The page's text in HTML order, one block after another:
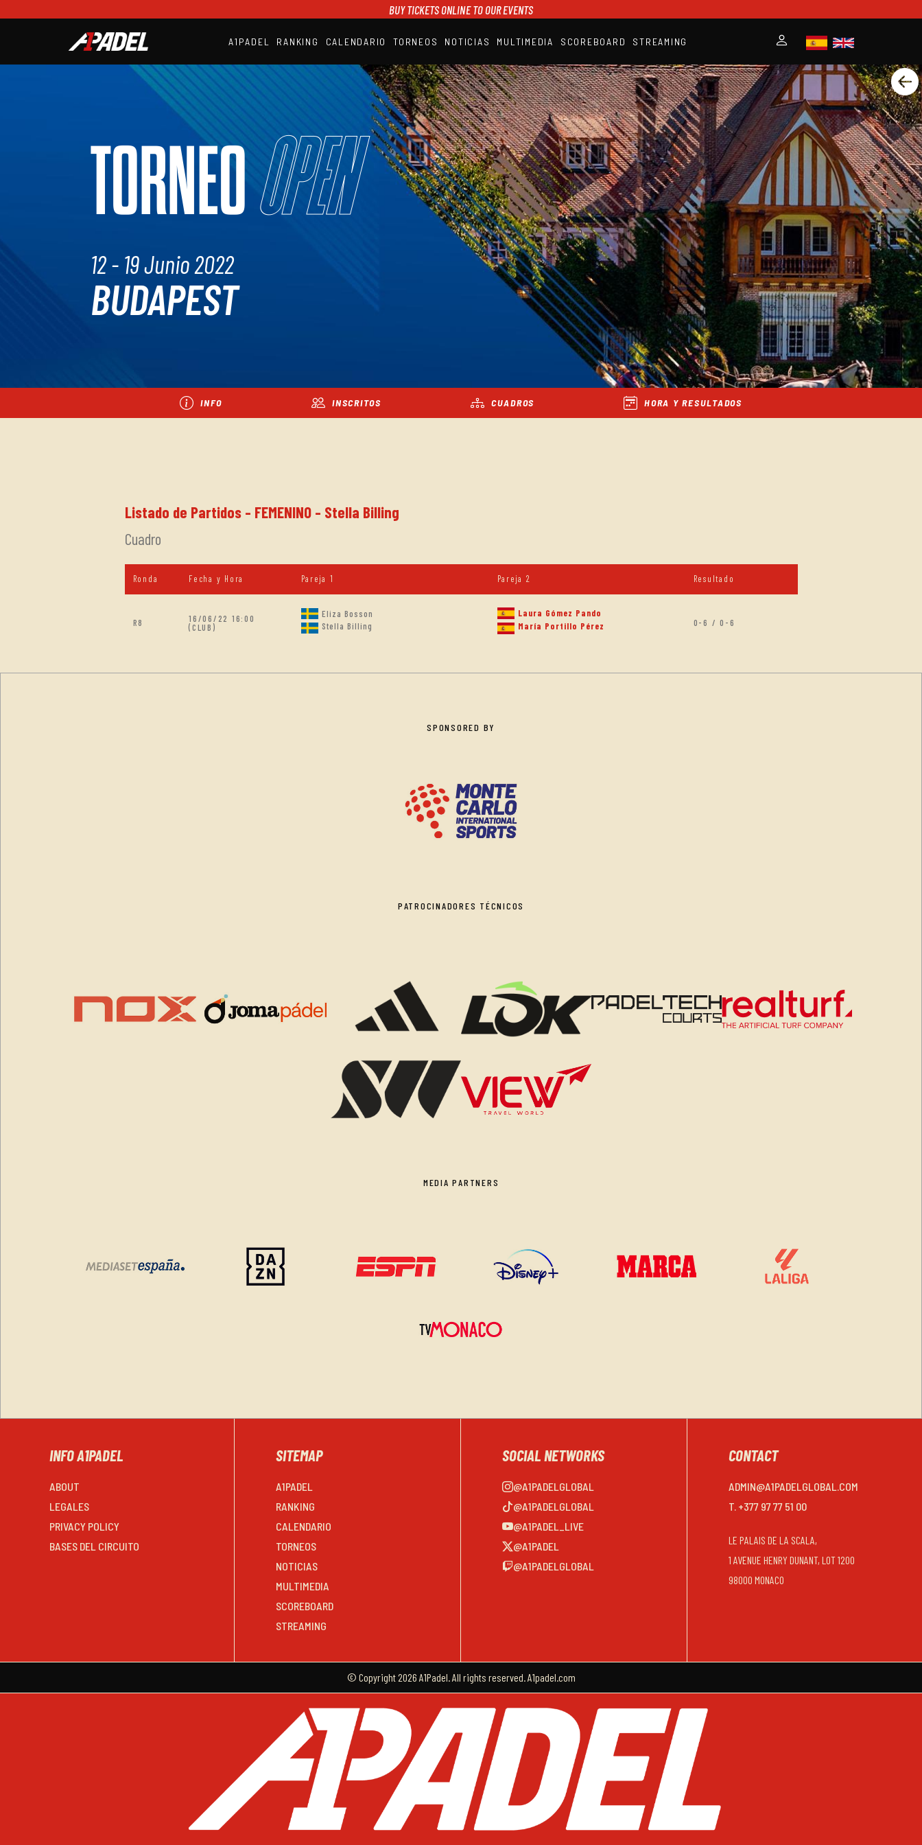
BUY TICKETS ONLINE TO OUR EVENTS
A1PADEL RANKING CALENDARIO TORNEOS NOTICIAS MULTIMEDIA SCOREBOARD STREAMING
A1PADEL
RANKING
CALENDARIO
TORNEOS
NOTICIAS
MULTIMEDIA
SCOREBOARD
STREAMING
TORNEOOpen
12 - 19 Junio 2022
BUDAPEST
INFO INSCRITOS CUADROS HORA Y RESULTADOS
Listado de Partidos - FEMENINO - Stella Billing
Cuadro
Ronda Fecha y Hora Pareja 1 Pareja 2 Resultado
R8
16/06/22 16:00
(CLUB)
Eliza Bosson
Stella Billing
Laura Gómez Pando
María Portillo Pérez
0-6 / 0-6
SPONSORED BY
PATROCINADORES TÉCNICOS
MEDIA PARTNERS
INFO A1PADEL
ABOUT
LEGALES
PRIVACY POLICY
BASES DEL CIRCUITO
SITEMAP
A1PADEL
RANKING
CALENDARIO
TORNEOS
NOTICIAS
MULTIMEDIA
SCOREBOARD
STREAMING
SOCIAL NETWORKS
@A1PADELGLOBAL
@A1PADELGLOBAL
@A1PADEL_LIVE
@A1PADEL
@A1PADELGLOBAL
CONTACT
ADMIN@A1PADELGLOBAL.COM
T. +377 97 77 51 00
LE PALAIS DE LA SCALA,
1 AVENUE HENRY DUNANT, LOT 1200
98000 MONACO
© Copyright 2026 A1Padel. All rights reserved. A1padel.com